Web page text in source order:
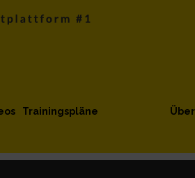
Trainingspläne